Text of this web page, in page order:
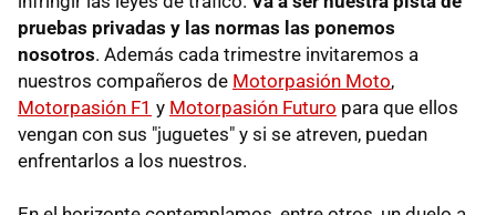
pruebas privadas y las normas las ponemos
nosotros. Además cada trimestre invitaremos a
nuestros compañeros de Motorpasión Moto,
Motorpasión F1 y Motorpasión Futuro para que ellos
vengan con sus "juguetes" y si se atreven, puedan
enfrentarlos a los nuestros.